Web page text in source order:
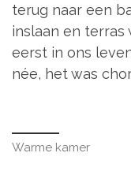
terug naar een
inslaan en terras
eerst in ons
née, het was
Warme kamer